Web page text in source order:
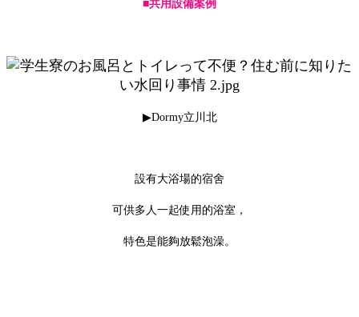
■共用設備案例
▶Dormy立川北
設有大浴場的宿舍
可供多人一起使用的浴室，
特色是能夠放鬆泡澡。